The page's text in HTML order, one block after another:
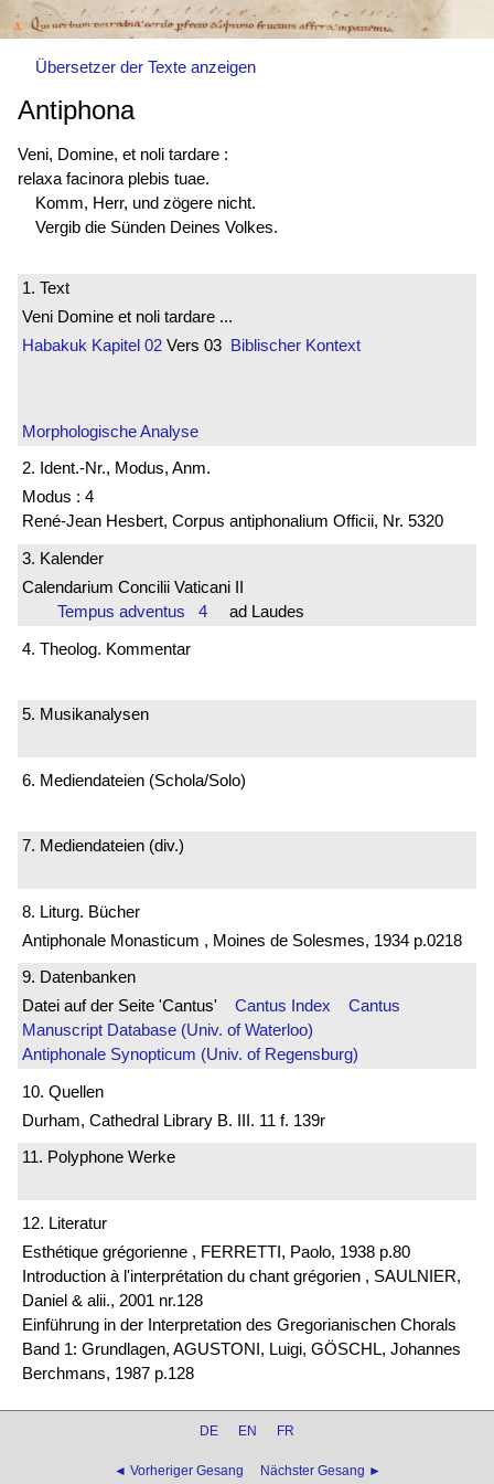
Übersetzer der Texte anzeigen
Antiphona
Veni, Domine, et noli tardare :
relaxa facinora plebis tuae.
Komm, Herr, und zögere nicht.
Vergib die Sünden Deines Volkes.
1. Text
Veni Domine et noli tardare ...
Habakuk Kapitel 02 Vers 03 Biblischer Kontext
Morphologische Analyse
2. Ident.-Nr., Modus, Anm.
Modus : 4
René-Jean Hesbert, Corpus antiphonalium Officii, Nr. 5320
3. Kalender
Calendarium Concilii Vaticani II
Tempus adventus 4 ad Laudes
4. Theolog. Kommentar
5. Musikanalysen
6. Mediendateien (Schola/Solo)
7. Mediendateien (div.)
8. Liturg. Bücher
Antiphonale Monasticum , Moines de Solesmes, 1934 p.0218
9. Datenbanken
Datei auf der Seite 'Cantus' Cantus Index
Cantus
Manuscript Database (Univ. of Waterloo)
Antiphonale Synopticum (Univ. of Regensburg)
10. Quellen
Durham, Cathedral Library B. III. 11 f. 139r
11. Polyphone Werke
12. Literatur
Esthétique grégorienne , FERRETTI, Paolo, 1938 p.80
Introduction à l'interprétation du chant grégorien , SAULNIER,
Daniel & alii., 2001 nr.128
Einführung in der Interpretation des Gregorianischen Chorals
Band 1: Grundlagen, AGUSTONI, Luigi, GÖSCHL, Johannes
Berchmans, 1987 p.128
DE EN FR
◄ Vorheriger Gesang Nächster Gesang ►